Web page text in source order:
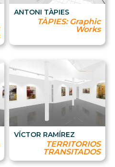
ANTONI TÀPIES
TÀPIES: Graphic
Works
VÍCTOR RAMÍREZ
TERRITORIOS
TRANSITADOS